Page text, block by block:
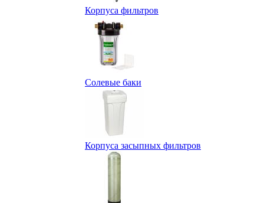
Корпуса фильтров
Солевые баки
Корпуса засыпных фильтров